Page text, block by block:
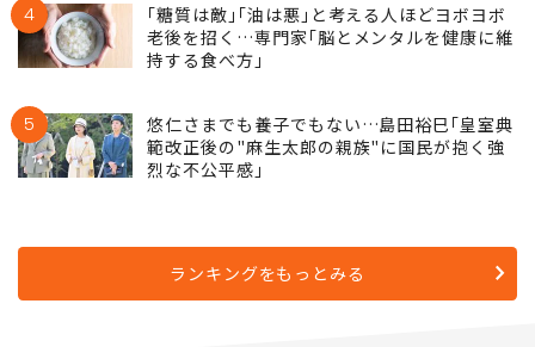
4
｢糖質は敵｣｢油は悪｣と考える人ほどヨボヨボ
老後を招く…専門家｢脳とメンタルを健康に維
持する食べ方｣
5
悠仁さまでも養子でもない…島田裕巳｢皇室典
範改正後の"麻生太郎の親族"に国民が抱く強
烈な不公平感｣
ランキングをもっとみる